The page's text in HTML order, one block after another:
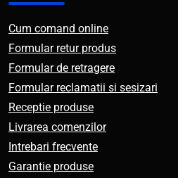
Cum comand online
Formular retur produs
Formular de retragere
Formular reclamatii si sesizari
Receptie produse
Livrarea comenzilor
Intrebari frecvente
Garantie produse